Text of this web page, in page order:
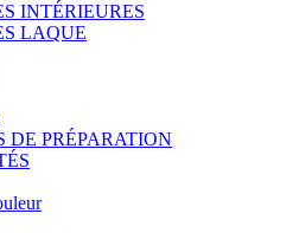
INTÉRIEURES
LAQUE
DE PRÉPARATION